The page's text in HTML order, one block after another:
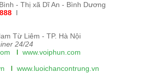
- Thị xã Dĩ An - Bình Dương
I
Từ Liêm - TP. Hà Nội
24/24
I www.voiphun.com
I www.luoichancontrung.vn